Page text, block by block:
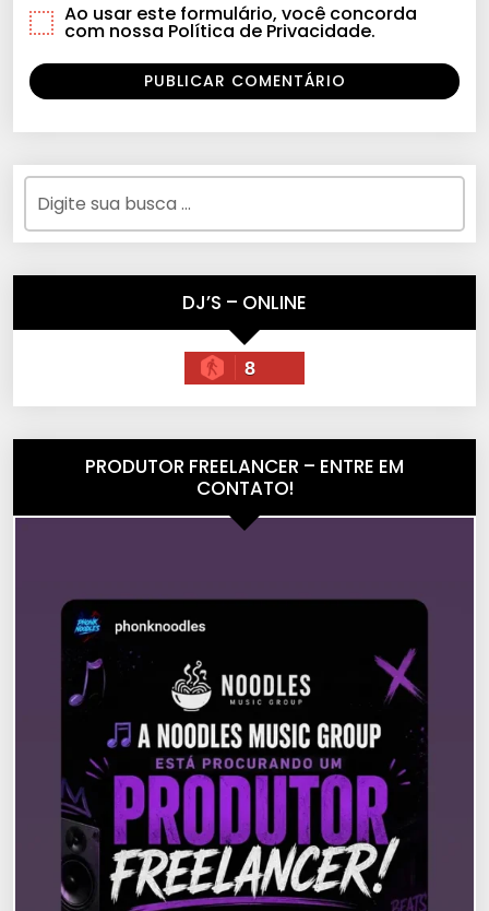
Ao usar este formulário, você concorda
com nossa Política de Privacidade.
DJ’S – ONLINE
8
PRODUTOR FREELANCER – ENTRE EM
CONTATO!